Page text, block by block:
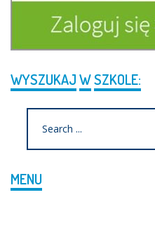
WYSZUKAJWSZKOLE:
MENU